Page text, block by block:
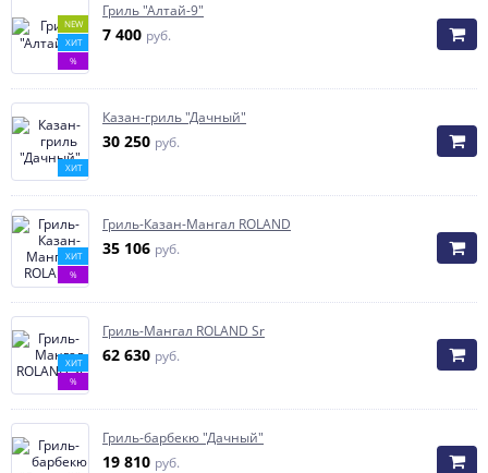
NEW
ХИТ
%
Гриль "Алтай-9"
7 400 руб.
ХИТ
Казан-гриль "Дачный"
30 250 руб.
ХИТ
%
Гриль-Казан-Мангал ROLAND
35 106 руб.
ХИТ
%
Гриль-Мангал ROLAND Sr
62 630 руб.
Гриль-барбекю "Дачный"
19 810 руб.